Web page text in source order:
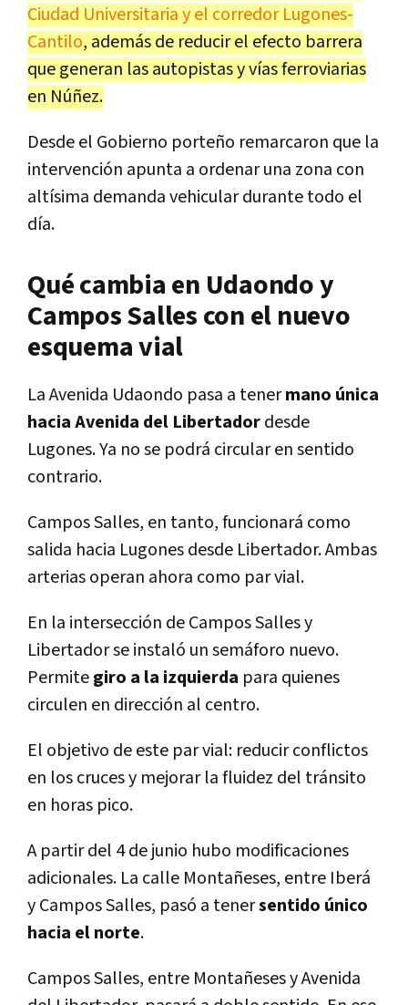
Ciudad Universitaria y el corredor Lugones-
Cantilo, además de reducir el efecto barrera
que generan las autopistas y vías ferroviarias
en Núñez.
Desde el Gobierno porteño remarcaron que la
intervención apunta a ordenar una zona con
altísima demanda vehicular durante todo el
día.
Qué cambia en Udaondo y
Campos Salles con el nuevo
esquema vial
La Avenida Udaondo pasa a tenermano única
hacia Avenida del Libertadordesde
Lugones. Ya no se podrá circular en sentido
contrario.
Campos Salles, en tanto, funcionará como
salida hacia Lugones desde Libertador. Ambas
arterias operan ahora como par vial.
En la intersección de Campos Salles y
Libertador se instaló un semáforo nuevo.
Permitegiro a la izquierda para quienes
circulen en dirección al centro.
El objetivo de este par vial: reducir conflictos
en los cruces y mejorar la fluidez del tránsito
en horas pico.
A partir del 4 de junio hubo modificaciones
adicionales. La calle Montañeses, entre Iberá
y Campos Salles, pasó a tenersentido único
hacia el norte.
Campos Salles, entre Montañeses y Avenida